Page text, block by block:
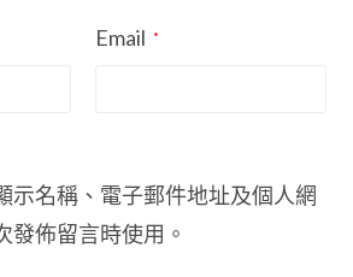
Email *
示名稱、電子郵件地址及個人網
發佈留言時使用。